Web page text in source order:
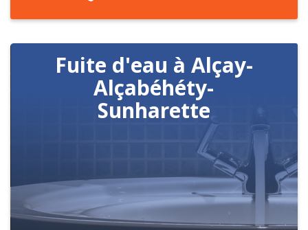
Fuite d'eau à Alçay-
Alçabéhéty-
Sunharette